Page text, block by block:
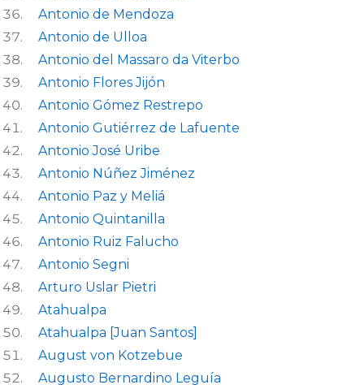
Antonio de Mendoza
Antonio de Ulloa
Antonio del Massaro da Viterbo
Antonio Flores Jijón
Antonio Gómez Restrepo
Antonio Gutiérrez de Lafuente
Antonio José Uribe
Antonio Núñez Jiménez
Antonio Paz y Meliá
Antonio Quintanilla
Antonio Ruiz Falucho
Antonio Segni
Arturo Uslar Pietri
Atahualpa
Atahualpa [Juan Santos]
August von Kotzebue
Augusto Bernardino Leguía